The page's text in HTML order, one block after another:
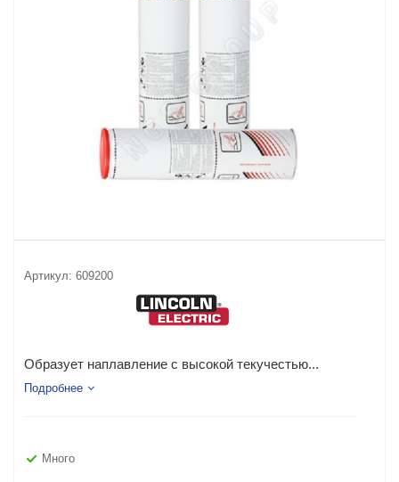
Артикул: 609200
Образует наплавление с высокой текучестью...
Подробнее
Много